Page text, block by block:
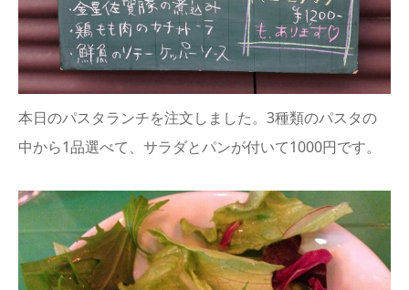
本日のパスタランチを注文しました。3種類のパスタの
中から1品選べて、サラダとパンが付いて1000円です。